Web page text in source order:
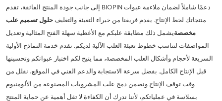
إلى جانب جودة المنتج الفائقة، تقدم BIOPIN دعمًا شاملاً لضمان ملاءمة عبوات
منتجاتك لخط الإنتاج. يقدم فريقنا من خبراء التعبئة والتغليف حلول تصميم علب
مخصصةيشمل ذلك مطابقة علبكم مع الأغطية سهلة الفتح المثالية وتعديل
المواصفات لتناسب خطوط تعبئة العلب الآلية لديكم. نقدم خدمة النماذج الأولية
السريعة لأحجام وأشكال العلب المخصصة، مما يتيح لكم اختبار عبواتكم وتحسينها
قبل الإنتاج الكامل. بفضل سرعة الاستجابة والدعم الفني في الموقع، نقلل من
وقت توقف الإنتاج ونضمن دمج علب المشروبات المصنوعة من الألومنيوم
بسلاسة في عملياتكم، لأننا ندرك أن الكفاءة لا تقل أهمية عن حماية المنتج